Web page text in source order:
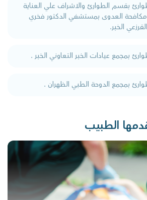
بقسم الطوارئ والاشراف علي العناية
العدوى بمستشفي الدكتور فخري
الخبر.
بمجمع عيادات الخبر التعاوني الخبر .
بمجمع الدوحة الطبي الظهران .
الطبيب